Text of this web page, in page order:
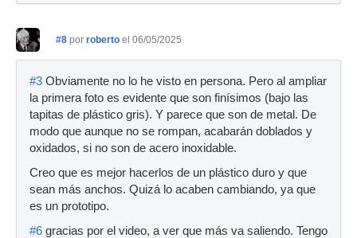
#8 por roberto el 06/05/2025
#3 Obviamente no lo he visto en persona. Pero al ampliar
la primera foto es evidente que son finísimos (bajo las
tapitas de plástico gris). Y parece que son de metal. De
modo que aunque no se rompan, acabarán doblados y
oxidados, si no son de acero inoxidable.
Creo que es mejor hacerlos de un plástico duro y que
sean más anchos. Quizá lo acaben cambiando, ya que
es un prototipo.
#6 gracias por el video, a ver que más va saliendo. Tengo